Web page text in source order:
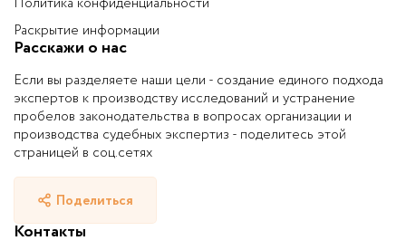
Раскрытие информации
Расскажи о нас
Если вы разделяете наши цели - создание единого подхода
экспертов к производству исследований и устранение
пробелов законодательства в вопросах организации и
производства судебных экспертиз - поделитесь этой
страницей в соц.сетях
Поделиться
Контакты